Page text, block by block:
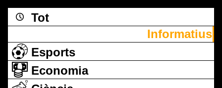
Tot
Informatius
Esports
Economia